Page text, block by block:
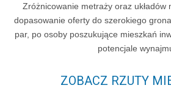
Zróżnicowanie metraży oraz układów
dopasowanie oferty do szerokiego
par, po osoby poszukujące mieszkań
potencjale
ZOBACZ RZUTY